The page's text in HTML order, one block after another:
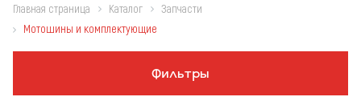
Главная страница Каталог
Запчасти
Мотошины и комплектующие
Фильтры